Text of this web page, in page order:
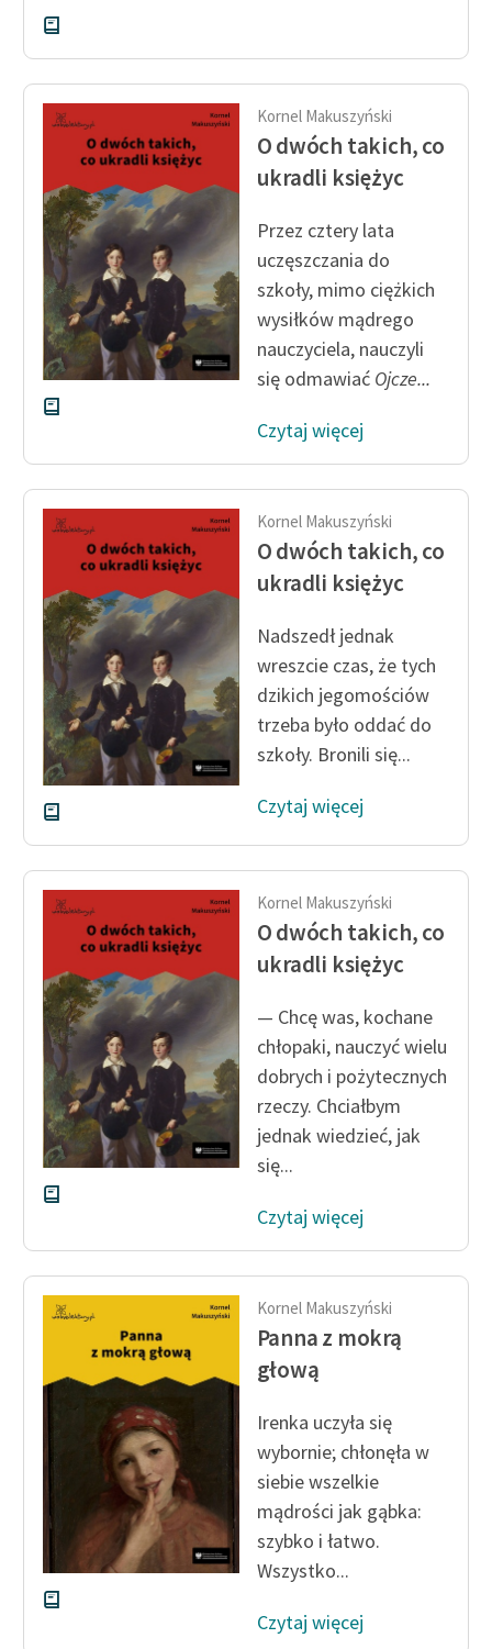
Kornel Makuszyński
O dwóch takich, co
ukradli księżyc
Przez cztery lata
uczęszczania do
szkoły, mimo ciężkich
wysiłków mądrego
nauczyciela, nauczyli
się odmawiać Ojcze...
Czytaj więcej
Kornel Makuszyński
O dwóch takich, co
ukradli księżyc
Nadszedł jednak
wreszcie czas, że tych
dzikich jegomościów
trzeba było oddać do
szkoły. Bronili się...
Czytaj więcej
Kornel Makuszyński
O dwóch takich, co
ukradli księżyc
— Chcę was, kochane
chłopaki, nauczyć wielu
dobrych i pożytecznych
rzeczy. Chciałbym
jednak wiedzieć, jak
się...
Czytaj więcej
Kornel Makuszyński
Panna z mokrą
głową
Irenka uczyła się
wybornie; chłonęła w
siebie wszelkie
mądrości jak gąbka:
szybko i łatwo.
Wszystko...
Czytaj więcej